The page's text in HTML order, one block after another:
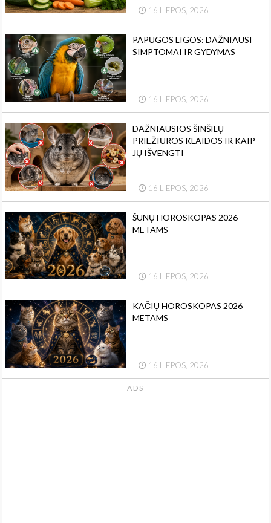
16 LIEPOS, 2026
PAPŪGOS LIGOS: DAŽNIAUSI
SIMPTOMAI IR GYDYMAS
16 LIEPOS, 2026
DAŽNIAUSIOS ŠINŠILŲ
PRIEŽIŪROS KLAIDOS IR KAIP
JŲ IŠVENGTI
16 LIEPOS, 2026
ŠUNŲ HOROSKOPAS 2026
METAMS
16 LIEPOS, 2026
KAČIŲ HOROSKOPAS 2026
METAMS
16 LIEPOS, 2026
ADS